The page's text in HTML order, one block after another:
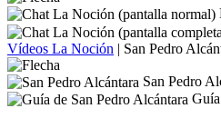
Vídeos La Noción | San Pedro
San Pedro